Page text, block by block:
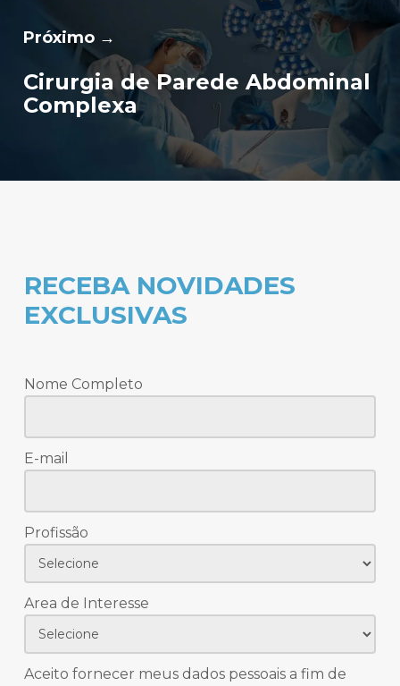
Próximo →
Cirurgia de Parede Abdominal
Complexa
RECEBA NOVIDADES
EXCLUSIVAS
Nome Completo
E-mail
Profissão
Area de Interesse
Aceito fornecer meus dados pessoais a fim de